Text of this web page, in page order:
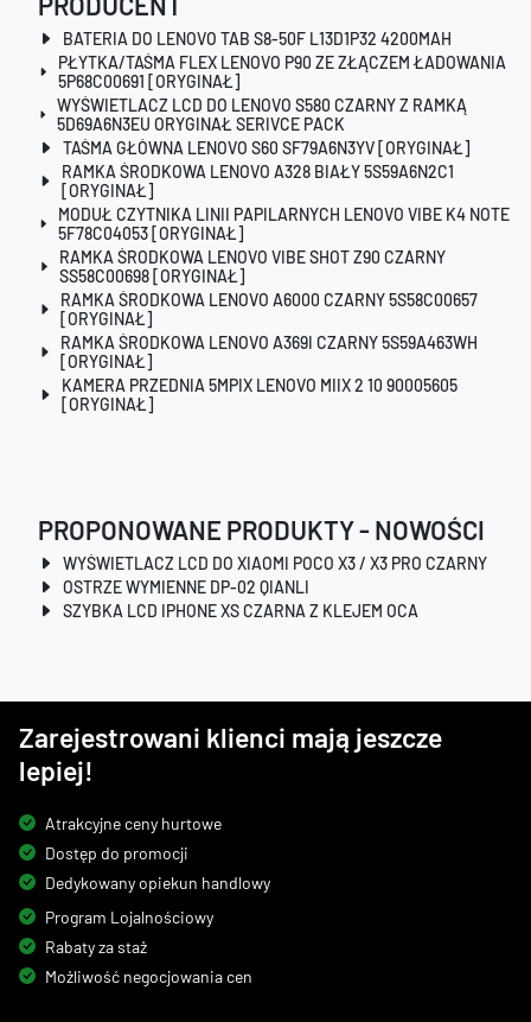
BATERIA DO LENOVO TAB S8-50F L13D1P32 4200MAH
PŁYTKA/TAŚMA FLEX LENOVO P90 ZE ZŁĄCZEM ŁADOWANIA
5P68C00691 [ORYGINAŁ]
WYŚWIETLACZ LCD DO LENOVO S580 CZARNY Z RAMKĄ
5D69A6N3EU ORYGINAŁ SERIVCE PACK
TAŚMA GŁÓWNA LENOVO S60 SF79A6N3YV [ORYGINAŁ]
RAMKA ŚRODKOWA LENOVO A328 BIAŁY 5S59A6N2C1
[ORYGINAŁ]
MODUŁ CZYTNIKA LINII PAPILARNYCH LENOVO VIBE K4 NOTE
5F78C04053 [ORYGINAŁ]
RAMKA ŚRODKOWA LENOVO VIBE SHOT Z90 CZARNY
SS58C00698 [ORYGINAŁ]
RAMKA ŚRODKOWA LENOVO A6000 CZARNY 5S58C00657
[ORYGINAŁ]
RAMKA ŚRODKOWA LENOVO A369I CZARNY 5S59A463WH
[ORYGINAŁ]
KAMERA PRZEDNIA 5MPIX LENOVO MIIX 2 10 90005605
[ORYGINAŁ]
PROPONOWANE PRODUKTY - NOWOŚCI
WYŚWIETLACZ LCD DO XIAOMI POCO X3 / X3 PRO CZARNY
OSTRZE WYMIENNE DP-02 QIANLI
SZYBKA LCD IPHONE XS CZARNA Z KLEJEM OCA
Zarejestrowani klienci mają jeszcze
lepiej!
Atrakcyjne ceny hurtowe
Dostęp do promocji
Dedykowany opiekun handlowy
Program Lojalnościowy
Rabaty za staż
Możliwość negocjowania cen